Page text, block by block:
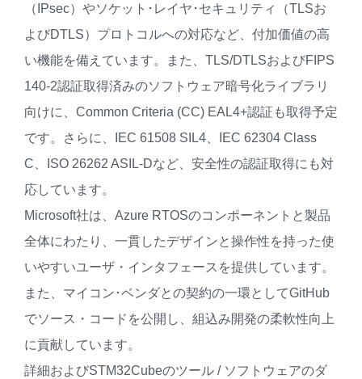
（IPsec）やソケット･レイヤ･セキュリティ（TLSお
よびDTLS）プロトコルへの対応など、付加価値の高
い機能を備えています。また、TLS/DTLSおよびFIPS
140-2認証取得済みのソフトウェア暗号化ライブラリ
向けに、Common Criteria (CC) EAL4+認証も取得予定
です。さらに、IEC 61508 SIL4、IEC 62304 Class
C、ISO 26262 ASIL-Dなど、安全性の認証取得にも対
応しています。
Microsoft社は、Azure RTOSのコンポーネントと製品
全体にわたり、一貫したデザインと操作性を持った使
いやすいユーザ・インタフェースを提供しています。
また、マイコン･ベンダとの契約の一環としてGitHub
でソース・コードを公開し、組込み開発の柔軟性向上
に貢献しています。
詳細およびSTM32Cubeのツール / ソフトウェアのダ